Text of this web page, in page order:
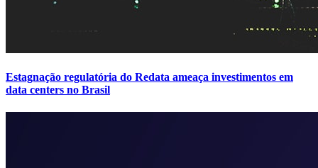
Estagnação regulatória do Redata ameaça investimentos em
data centers no Brasil